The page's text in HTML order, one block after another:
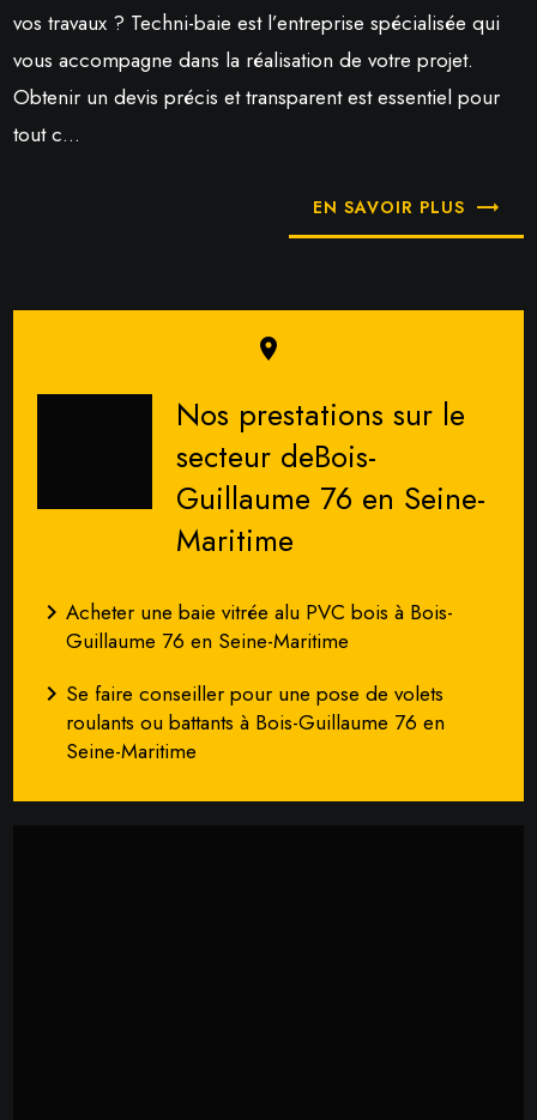
vos travaux ? Techni-baie est l’entreprise spécialisée qui
vous accompagne dans la réalisation de votre projet.
Obtenir un devis précis et transparent est essentiel pour
tout c...
EN SAVOIR PLUS
place
Nos prestations sur le
secteur deBois-
Guillaume 76 en Seine-
Maritime
navigate_nextAcheter une baie vitrée alu PVC bois à Bois-
Guillaume 76 en Seine-Maritime
navigate_next Se faire conseiller pour une pose de volets
roulants ou battants à Bois-Guillaume 76 en
Seine-Maritime